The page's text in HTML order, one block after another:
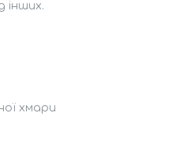
інших.
хмари